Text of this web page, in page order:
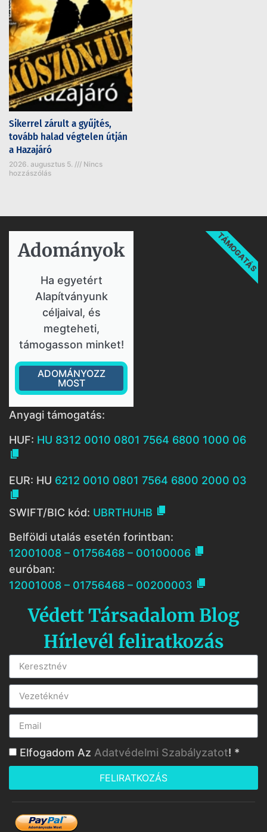
Sikerrel zárult a gyűjtés,
tovább halad végtelen útján
a Hazajáró
2026. augusztus 5.
Nincs
hozzászólás
Adományok​
Ha egyetért
Alapítványunk
céljaival, és
megteheti,
támogasson minket!
ADOMÁNYOZZ
MOST
TÁMOGATÁS
Anyagi támogatás:
HUF: HU 8312 0010 0801 7564 6800 1000 06

EUR: HU 6212 0010 0801 7564 6800 2000 03

SWIFT/BIC kód: UBRTHUHB 
Belföldi utalás esetén forintban:
12001008 – 01756468 – 00100006 
euróban:
12001008 – 01756468 – 00200003 
Védett Társadalom Blog
Hírlevél feliratkozás
Elfogadom Az Adatvédelmi Szabályzatot! *
FELIRATKOZÁS